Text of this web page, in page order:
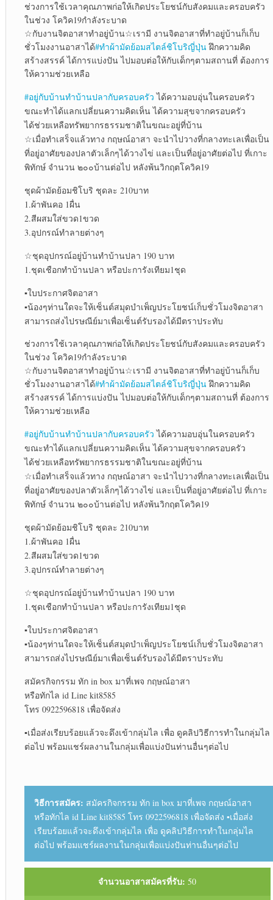
ช่วงการใช้เวลาคุณภาพก่อให้เกิดประโยชน์กับสังคมและครอบครัว
ในช่วง โควิค19กำลังระบาด
☆กับงานจิตอาสาทำอยู่บ้าน☆เรามี งานจิตอาสาที่ทำอยู่บ้านก็เก็บ
ชั่วโมงงานอาสาได้#ทำผ้ามัดย้อมสไตล์ชิโบริญี่ปุ่นฝึกความคิด
สร้างสรรค์ ได้การแบ่งปัน ไปมอบต่อให้กับเด็กๆตามสถานที่ ต้องการ
ให้ความช่วยเหลือ
#อยู่กับบ้านทำบ้านปลากับครอบครัว ได้ความอบอุ่นในครอบครัว
ขณะทำได้แลกเปลี่ยนความคิดเห็น ได้ความสุขจากครอบครัว
ได้ช่วยเหลือทรัพยากรธรรมชาติในขณะอยู่ที่บ้าน
☆เมื่อทำเสร็จแล้วทาง กฤษณ์อาสา จะนำไปวางที่กลางทะเลเพื่อเป็น
ที่อยู่อาศัยของปลาตัวเล็กๆได้วางไข่ และเป็นที่อยู่อาศัยต่อไป ที่เกาะ
พิทักษ์ จำนวน ๒๐๐บ้านต่อไป หลังพ้นวิกฤตโควิค19
ชุดผ้ามัดย้อมชิโบริ ชุดละ 210บาท
1.ผ้าพันคอ 1ผื่น
2.สีผสมใส่ขวด1ขวด
3.อุปกรณ์ทำลายต่างๆ
☆ชุดอุปกรณ์อยู่บ้านทำบ้านปลา 190 บาท
1.ชุดเชือกทำบ้านปลา หรือปะการังเทียม1ชุด
▪︎ใบประกาศจิตอาสา
▪︎น้องๆท่านใดจะให้เซ็นต์สมุดบำเพ็ญประโยชน์เก็บชั่วโมงจิตอาสา
สามารถส่งไปรษณีย์มาเพื่อเซ็นต์รับรองได้มีตราประทับ
ช่วงการใช้เวลาคุณภาพก่อให้เกิดประโยชน์กับสังคมและครอบครัว
ในช่วง โควิค19กำลังระบาด
☆กับงานจิตอาสาทำอยู่บ้าน☆เรามี งานจิตอาสาที่ทำอยู่บ้านก็เก็บ
ชั่วโมงงานอาสาได้#ทำผ้ามัดย้อมสไตล์ชิโบริญี่ปุ่นฝึกความคิด
สร้างสรรค์ ได้การแบ่งปัน ไปมอบต่อให้กับเด็กๆตามสถานที่ ต้องการ
ให้ความช่วยเหลือ
#อยู่กับบ้านทำบ้านปลากับครอบครัว ได้ความอบอุ่นในครอบครัว
ขณะทำได้แลกเปลี่ยนความคิดเห็น ได้ความสุขจากครอบครัว
ได้ช่วยเหลือทรัพยากรธรรมชาติในขณะอยู่ที่บ้าน
☆เมื่อทำเสร็จแล้วทาง กฤษณ์อาสา จะนำไปวางที่กลางทะเลเพื่อเป็น
ที่อยู่อาศัยของปลาตัวเล็กๆได้วางไข่ และเป็นที่อยู่อาศัยต่อไป ที่เกาะ
พิทักษ์ จำนวน ๒๐๐บ้านต่อไป หลังพ้นวิกฤตโควิค19
ชุดผ้ามัดย้อมชิโบริ ชุดละ 210บาท
1.ผ้าพันคอ 1ผื่น
2.สีผสมใส่ขวด1ขวด
3.อุปกรณ์ทำลายต่างๆ
☆ชุดอุปกรณ์อยู่บ้านทำบ้านปลา 190 บาท
1.ชุดเชือกทำบ้านปลา หรือปะการังเทียม1ชุด
▪︎ใบประกาศจิตอาสา
▪︎น้องๆท่านใดจะให้เซ็นต์สมุดบำเพ็ญประโยชน์เก็บชั่วโมงจิตอาสา
สามารถส่งไปรษณีย์มาเพื่อเซ็นต์รับรองได้มีตราประทับ
สมัครกิจกรรม ทัก in box มาที่เพจ กฤษณ์อาสา
หรือทักไล id Line kit8585
โทร 0922596818 เพื่อจัดส่ง
▪︎เมื่อส่งเรียบร้อยแล้วจะดึงเข้ากลุ่มไล เพื่อ ดูคลิปวิธีการทำในกลุ่มไล
ต่อไป พร้อมแชร์ผลงานในกลุ่มเพื่อแบ่งปันท่านอื่นๆต่อไป
วิธีการสมัคร: สมัครกิจกรรม ทัก in box มาที่เพจ กฤษณ์อาสา
หรือทักไล id Line kit8585 โทร 0922596818 เพื่อจัดส่ง ▪︎เมื่อส่ง
เรียบร้อยแล้วจะดึงเข้ากลุ่มไล เพื่อ ดูคลิปวิธีการทำในกลุ่มไล
ต่อไป พร้อมแชร์ผลงานในกลุ่มเพื่อแบ่งปันท่านอื่นๆต่อไป
จำนวนอาสาสมัครที่รับ: 50